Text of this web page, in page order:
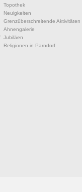
Topothek
Neuigkeiten
Grenzüberschreitende Aktivitäten
Ahnengalerie
Jubiläen
Religionen in Parndorf